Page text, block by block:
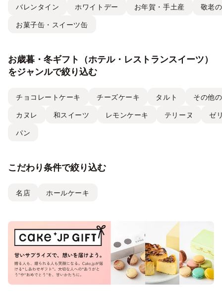
バレンタイン ホワイトデー お年賀・手土産 敬老
お菓子缶・スイーツ缶
お歳暮・冬ギフト（ホテル・レストランスイーツ）
をジャンルで絞り込む
チョコレートケーキ チーズケーキ タルト その他
カヌレ 和スイーツ レモンケーキ テリーヌ ゼ
パン
こだわり条件で絞り込む
名店 ホールケーキ